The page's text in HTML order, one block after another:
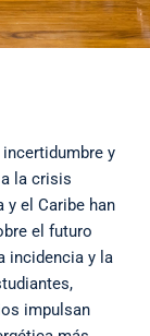
y
la crisis
y el Caribe han
el futuro
incidencia y la
impulsan